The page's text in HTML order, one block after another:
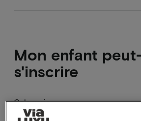
Mon enfant
s'inscrire
Cela varie
Certaines formules comprennent